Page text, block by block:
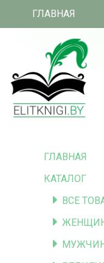
ГЛАВНАЯ
ГЛАВНАЯ
КАТАЛОГ
ВСЕ